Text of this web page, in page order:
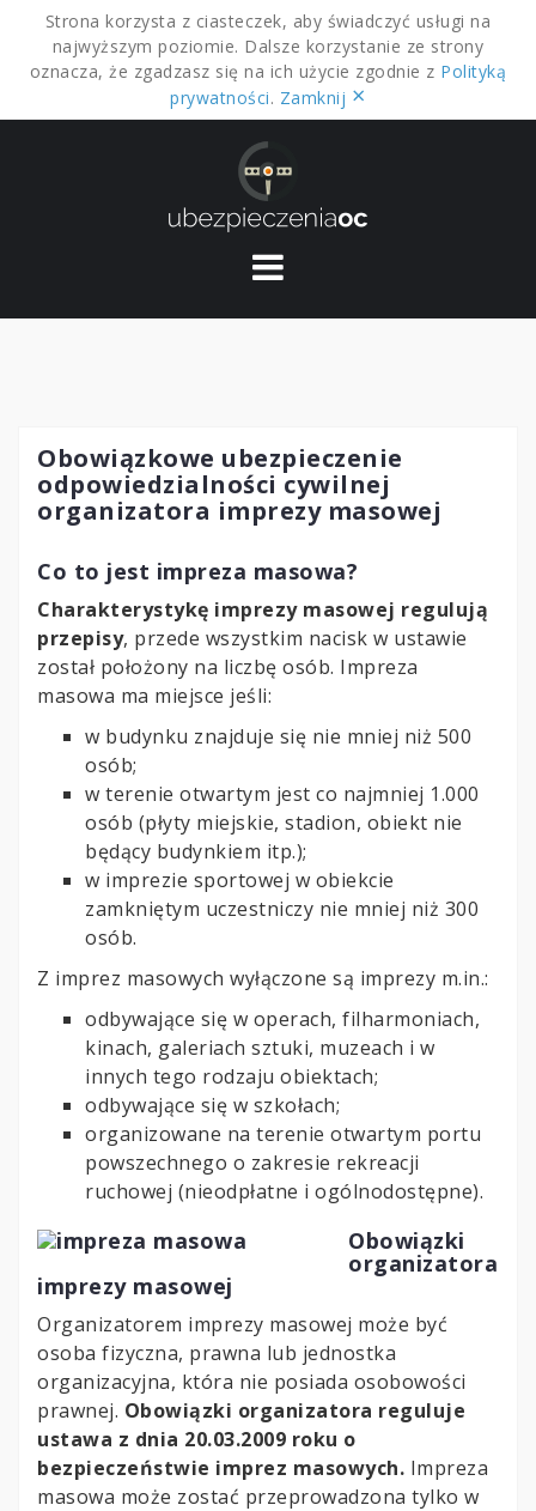
Strona korzysta z ciasteczek, aby świadczyć usługi na
najwyższym poziomie. Dalsze korzystanie ze strony
oznacza, że zgadzasz się na ich użycie zgodnie z Polityką
prywatności. Zamknij ×
Obowiązkowe ubezpieczenie
odpowiedzialności cywilnej
organizatora imprezy masowej
Co to jest impreza masowa?
Charakterystykę imprezy masowej regulują
przepisy, przede wszystkim nacisk w ustawie
został położony na liczbę osób. Impreza
masowa ma miejsce jeśli:
w budynku znajduje się nie mniej niż 500
osób;
w terenie otwartym jest co najmniej 1.000
osób (płyty miejskie, stadion, obiekt nie
będący budynkiem itp.);
w imprezie sportowej w obiekcie
zamkniętym uczestniczy nie mniej niż 300
osób.
Z imprez masowych wyłączone są imprezy m.in.:
odbywające się w operach, filharmoniach,
kinach, galeriach sztuki, muzeach i w
innych tego rodzaju obiektach;
odbywające się w szkołach;
organizowane na terenie otwartym portu
powszechnego o zakresie rekreacji
ruchowej (nieodpłatne i ogólnodostępne).
Obowiązki
organizatora
imprezy masowej
Organizatorem imprezy masowej może być
osoba fizyczna, prawna lub jednostka
organizacyjna, która nie posiada osobowości
prawnej. Obowiązki organizatora reguluje
ustawa z dnia 20.03.2009 roku o
bezpieczeństwie imprez masowych. Impreza
masowa może zostać przeprowadzona tylko w